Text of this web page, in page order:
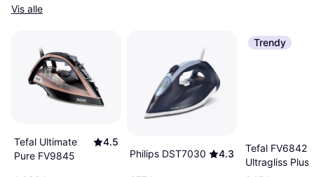
Vis alle
Tefal Ultimate
Pure FV9845
4.5
Philips DST7030 4.3
Trendy
Tefal FV6842
Ultragliss Plus